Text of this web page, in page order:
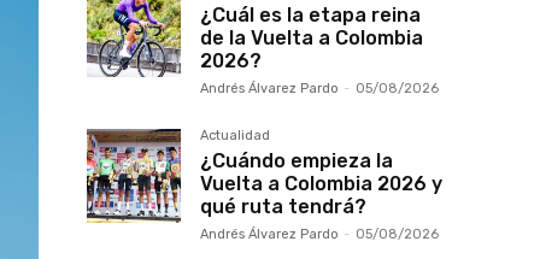
¿Cuál es la etapa reina
de la Vuelta a Colombia
2026?
Andrés Álvarez Pardo - 05/08/2026
Actualidad
¿Cuándo empieza la
Vuelta a Colombia 2026 y
qué ruta tendrá?
Andrés Álvarez Pardo - 05/08/2026